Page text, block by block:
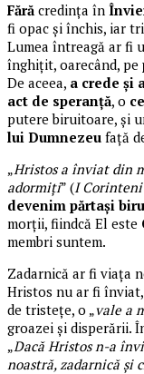
Fără credința în
fi opac și închis, iar
Lumea întreagă ar fi
înghițit, oarecând, pe
De aceea, a crede și
act de speranță, o
putere biruitoare, și
lui Dumnezeu față
„Hristos a înviat din
adormiți” (I Corinteni
devenim părtași
morții, fiindcă El este
membri suntem.
Zadarnică ar fi viața
Hristos nu ar fi
de tristețe, o „vale a
groazei și disperării.
„Dacă Hristos n-a
noastră, zadarnică şi